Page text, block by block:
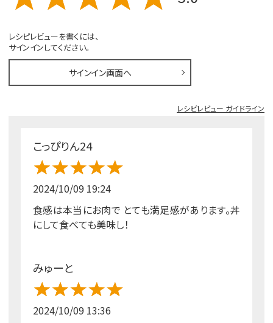
レシピレビューを書くには、
サインインしてください。
サインイン画面へ
レシピレビュー ガイドライン
こっぴりん24
2024/10/09 19:24
食感は本当にお肉で とても満足感があります。丼
にして食べても美味し！
みゅーと
2024/10/09 13:36